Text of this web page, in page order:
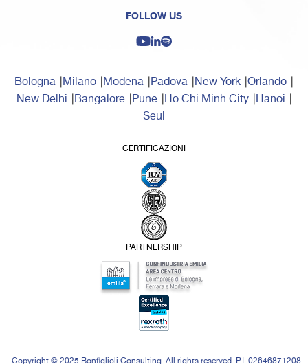
FOLLOW US
Bologna Milano Modena Padova New York Orlando
New Delhi Bangalore Pune Ho Chi Minh City Hanoi
Seul
CERTIFICAZIONI
PARTNERSHIP
Copyright © 2025 Bonfiglioli Consulting. All rights reserved. P.I. 02646871208